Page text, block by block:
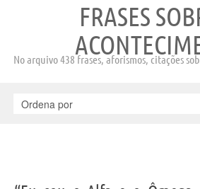
FRASES
No arquivo 438 frases, aforismos, citações